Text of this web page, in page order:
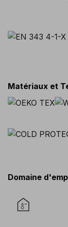
Matériaux et
Domaine